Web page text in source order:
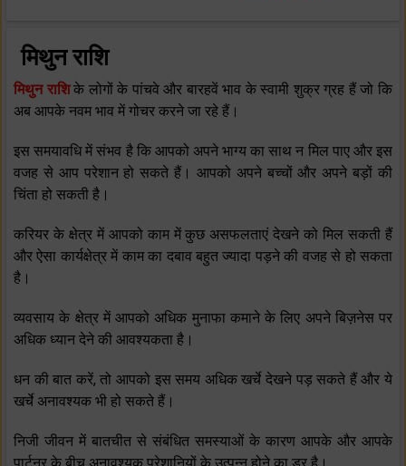
मिथुन राशि
मिथुन राशिके लोगों के पांचवे और बारहवें भाव के स्‍वामी शुक्र ग्रह हैं जो कि
अब आपके नवम भाव में गोचर करने जा रहे हैं।
इस समयावधि में संभव है कि आपको अपने भाग्‍य का साथ न मिल पाए और इस
वजह से आप परेशान हो सकते हैं। आपको अपने बच्‍चों और अपने बड़ों की
चिंता हो सकती है।
करियर के क्षेत्र में आपको काम में कुछ असफलताएं देखने को मिल सकती हैं
और ऐसा कार्यक्षेत्र में काम का दबाव बहुत ज्‍यादा पड़ने की वजह से हो सकता
है।
व्‍यवसाय के क्षेत्र में आपको अधिक मुनाफा कमाने के लिए अपने बिज़नेस पर
अधिक ध्‍यान देने की आवश्‍यकता है।
धन की बात करें, तो आपको इस समय अधिक खर्चे देखने पड़ सकते हैं और ये
खर्चे अनावश्‍यक भी हो सकते हैं।
निजी जीवन में बातचीत से संबंधित समस्‍याओं के कारण आपके और आपके